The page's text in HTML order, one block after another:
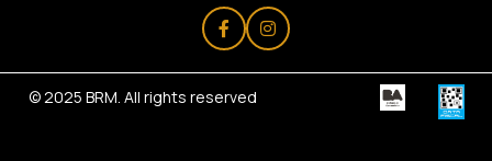
© 2025 BRM. All rights reserved